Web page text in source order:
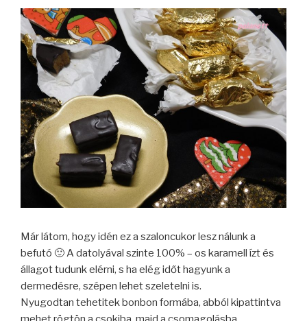
Már látom, hogy idén ez a szaloncukor lesz nálunk a
befutó 🙂 A datolyával szinte 100% – os karamell ízt és
állagot tudunk elérni, s ha elég időt hagyunk a
dermedésre, szépen lehet szeletelni is.
Nyugodtan tehetitek bonbon formába, abból kipattintva